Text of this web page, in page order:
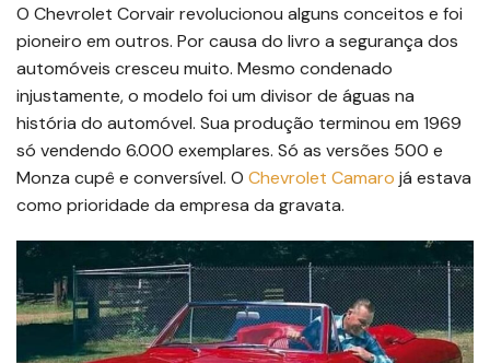
O Chevrolet Corvair revolucionou alguns conceitos e foi
pioneiro em outros. Por causa do livro a segurança dos
automóveis cresceu muito. Mesmo condenado
injustamente, o modelo foi um divisor de águas na
história do automóvel. Sua produção terminou em 1969
só vendendo 6.000 exemplares. Só as versões 500 e
Monza cupê e conversível. O Chevrolet Camaro já estava
como prioridade da empresa da gravata.